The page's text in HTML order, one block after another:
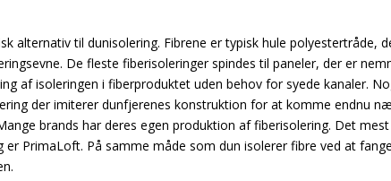
alternativ til dunisolering. Fibrene er typisk hule polyestertråde,
De fleste fiberisoleringer spindes til paneler, der er
af isoleringen i fiberproduktet uden behov for syede kanaler.
der imiterer dunfjerenes konstruktion for at komme endnu
brands har deres egen produktion af fiberisolering. Det
PrimaLoft. På samme måde som dun isolerer fibre ved at